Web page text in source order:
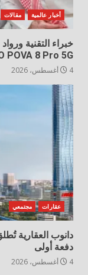
أخبار عالمية مقالات
خبراء التقنية
POVA 8 Pro 5G
4 أغسطس، 2026
عقارات مجتمعي
دانوب العقارية
دفعة أولى
4 أغسطس، 2026